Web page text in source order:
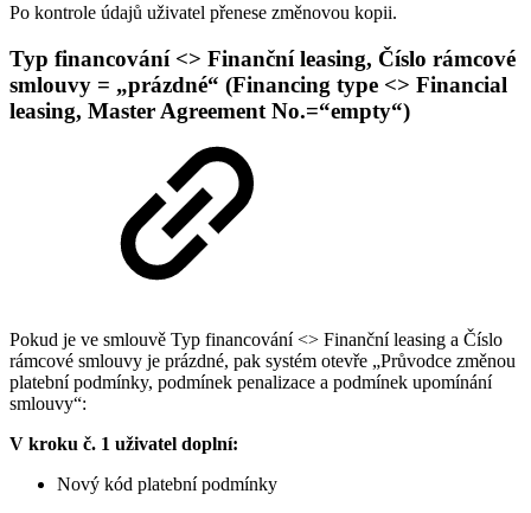
Po kontrole údajů uživatel přenese změnovou kopii.
Typ financování <> Finanční leasing, Číslo rámcové
smlouvy = „prázdné“ (Financing type <> Financial
leasing, Master Agreement No.=“empty“)
Pokud je ve smlouvě Typ financování <> Finanční leasing a Číslo
rámcové smlouvy je prázdné, pak systém otevře „Průvodce změnou
platební podmínky, podmínek penalizace a podmínek upomínání
smlouvy“:
V kroku č. 1 uživatel doplní:
Nový kód platební podmínky